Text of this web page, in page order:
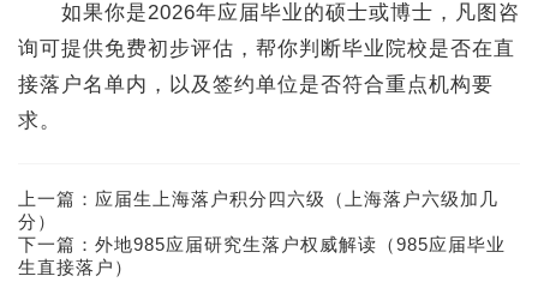
如果你是2026年应届毕业的硕士或博士，凡图咨
询可提供免费初步评估，帮你判断毕业院校是否在直
接落户名单内，以及签约单位是否符合重点机构要
求。
上一篇： 应届生上海落户积分四六级（上海落户六级加几
分）
下一篇： 外地985应届研究生落户权威解读（985应届毕业
生直接落户）